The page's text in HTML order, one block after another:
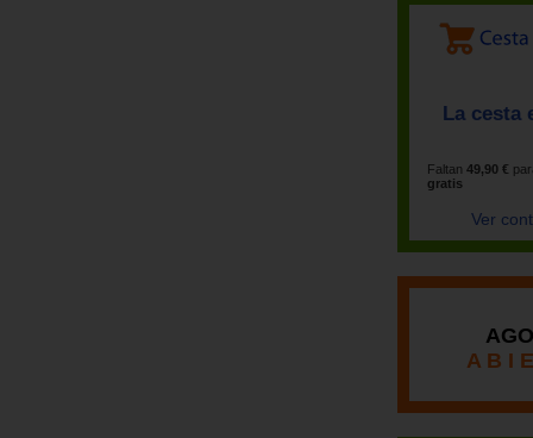
La cesta
Faltan 49,90 €
gratis
Ver
A B I